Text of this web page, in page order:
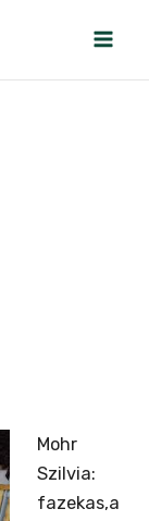
Mohr
Szilvia:
fazekas,a